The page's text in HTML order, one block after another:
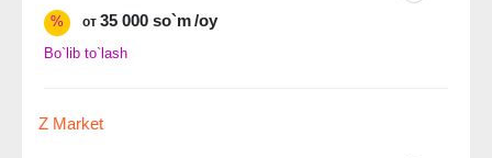
%
от 35 000 so`m/oy
Bo`lib to`lash
Z Market